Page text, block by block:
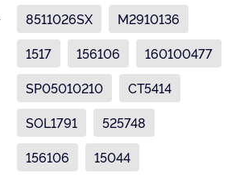
8511026SX
M2910136
1517
156106
160100477
SP05010210
CT5414
SOL1791
525748
156106
15044